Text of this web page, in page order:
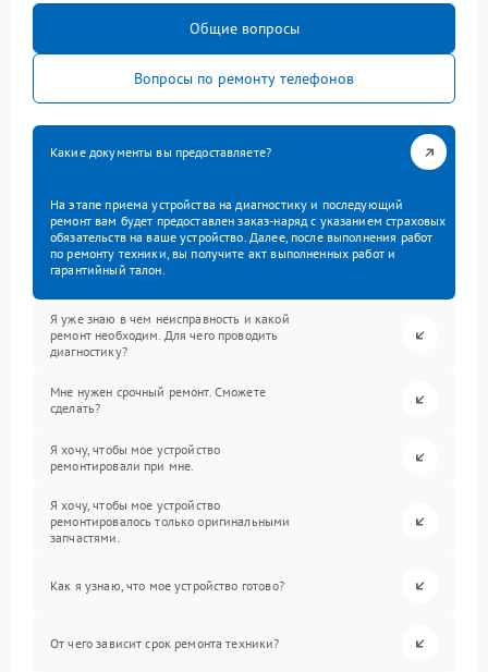
Общие вопросы
Вопросы по ремонту телефонов
Какие документы вы предоставляете?
На этапе приема устройства на диагностику и последующий
ремонт вам будет предоставлен заказ-наряд с указанием страховых
обязательств на ваше устройство. Далее, после выполнения работ
по ремонту техники, вы получите акт выполненных работ и
гарантийный талон.
Я уже знаю в чем неисправность и какой
ремонт необходим. Для чего проводить
диагностику?
Мне нужен срочный ремонт. Сможете
сделать?
Я хочу, чтобы мое устройство
ремонтировали при мне.
Я хочу, чтобы мое устройство
ремонтировалось только оригинальными
запчастями.
Как я узнаю, что мое устройство готово?
От чего зависит срок ремонта техники?